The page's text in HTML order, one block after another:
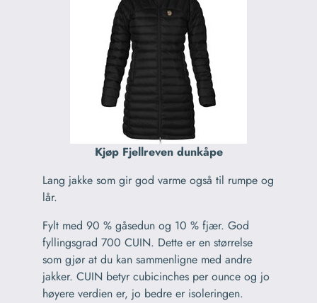
Kjøp Fjellreven dunkåpe
Lang jakke som gir god varme også til rumpe og
lår.
Fylt med 90 % gåsedun og 10 % fjær. God
fyllingsgrad 700 CUIN. Dette er en størrelse
som gjør at du kan sammenligne med andre
jakker. CUIN betyr cubicinches per ounce og jo
høyere verdien er, jo bedre er isoleringen.